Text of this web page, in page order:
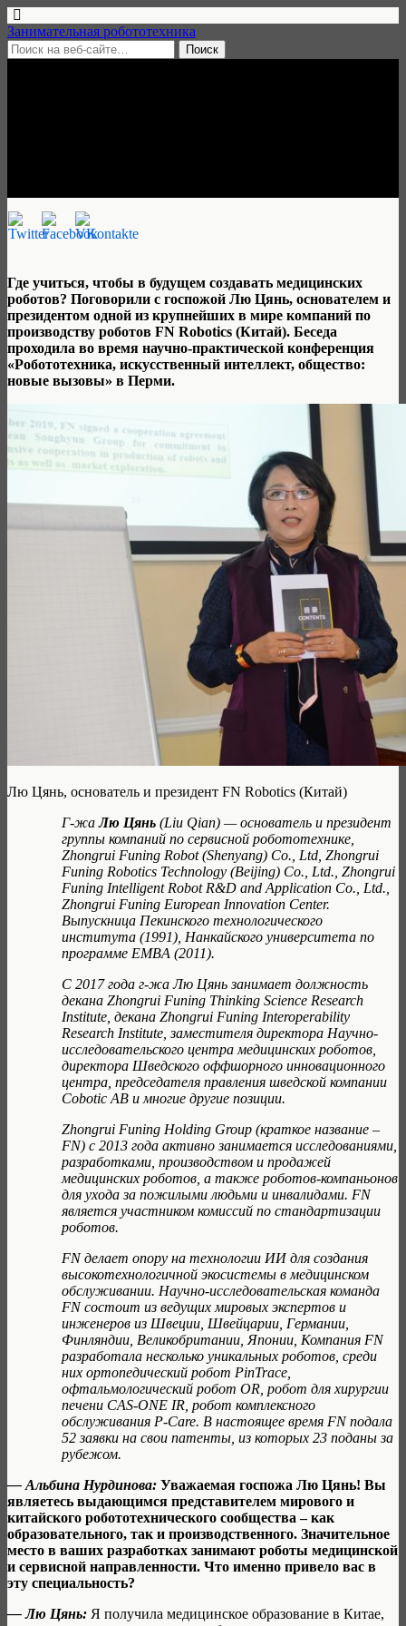
Занимательная робототехника
Где учиться, чтобы в будущем создавать медицинских
роботов? Поговорили с госпожой Лю Цянь, основателем и
президентом одной из крупнейших в мире компаний по
производству роботов FN Robotics (Китай). Беседа
проходила во время научно-практической конференция
«Робототехника, искусственный интеллект, общество:
новые вызовы» в Перми.
Лю Цянь, основатель и президент FN Robotics (Китай)
Г-жаЛю Цянь (Liu Qian) — основатель и президент
группы компаний по сервисной робототехнике,
Zhongrui Funing Robot (Shenyang) Co., Ltd, Zhongrui
Funing Robotics Technology (Beijing) Co., Ltd., Zhongrui
Funing Intelligent Robot R&D and Application Co., Ltd.,
Zhongrui Funing European Innovation Center.
Выпускница Пекинского технологического
института (1991), Нанкайского университета по
программе EMBA (2011).
С 2017 года г-жа Лю Цянь занимает должность
декана Zhongrui Funing Thinking Science Research
Institute, декана Zhongrui Funing Interoperability
Research Institute, заместителя директора Научно-
исследовательского центра медицинских роботов,
директора Шведского оффшорного инновационного
центра, председателя правления шведской компании
Cobotic AB и многие другие позиции.
Zhongrui Funing Holding Group (краткое название –
FN) с 2013 года активно занимается исследованиями,
разработками, производством и продажей
медицинских роботов, а также роботов-компаньонов
для ухода за пожилыми людьми и инвалидами. FN
является участником комиссий по стандартизации
роботов.
FN делает опору на технологии ИИ для создания
высокотехнологичной экосистемы в медицинском
обслуживании. Научно-исследовательская команда
FN состоит из ведущих мировых экспертов и
инженеров из Швеции, Швейцарии, Германии,
Финляндии, Великобритании, Японии, Компания FN
разработала несколько уникальных роботов, среди
них ортопедический робот PinTrace,
офтальмологический робот OR, робот для хирургии
печени CAS-ONE IR, робот комплексного
обслуживания P-Care. В настоящее время FN подала
52 заявки на свои патенты, из которых 23 поданы за
рубежом.
— Альбина Нурдинова: Уважаемая госпожа Лю Цянь! Вы
являетесь выдающимся представителем мирового и
китайского робототехнического сообщества – как
образовательного, так и производственного. Значительное
место в ваших разработках занимают роботы медицинской
и сервисной направленности. Что именно привело вас в
эту специальность?
— Лю Цянь: Я получила медицинское образование в Китае,